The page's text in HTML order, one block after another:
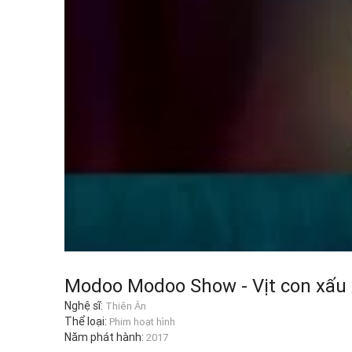
Modoo Modoo Show - Vịt con xấu
Nghệ sĩ: Thiên Ân
Thể loại: Phim hoạt hình
Năm phát hành: 2017